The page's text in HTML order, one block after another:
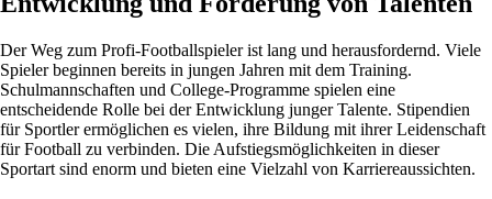
Der Weg zum Profi-Footballspieler ist lang und herausfordernd. Viele
Spieler beginnen bereits in jungen Jahren mit dem Training.
Schulmannschaften und College-Programme spielen eine
entscheidende Rolle bei der Entwicklung junger Talente. Stipendien
für Sportler ermöglichen es vielen, ihre Bildung mit ihrer Leidenschaft
für Football zu verbinden. Die Aufstiegsmöglichkeiten in dieser
Sportart sind enorm und bieten eine Vielzahl von Karriereaussichten.